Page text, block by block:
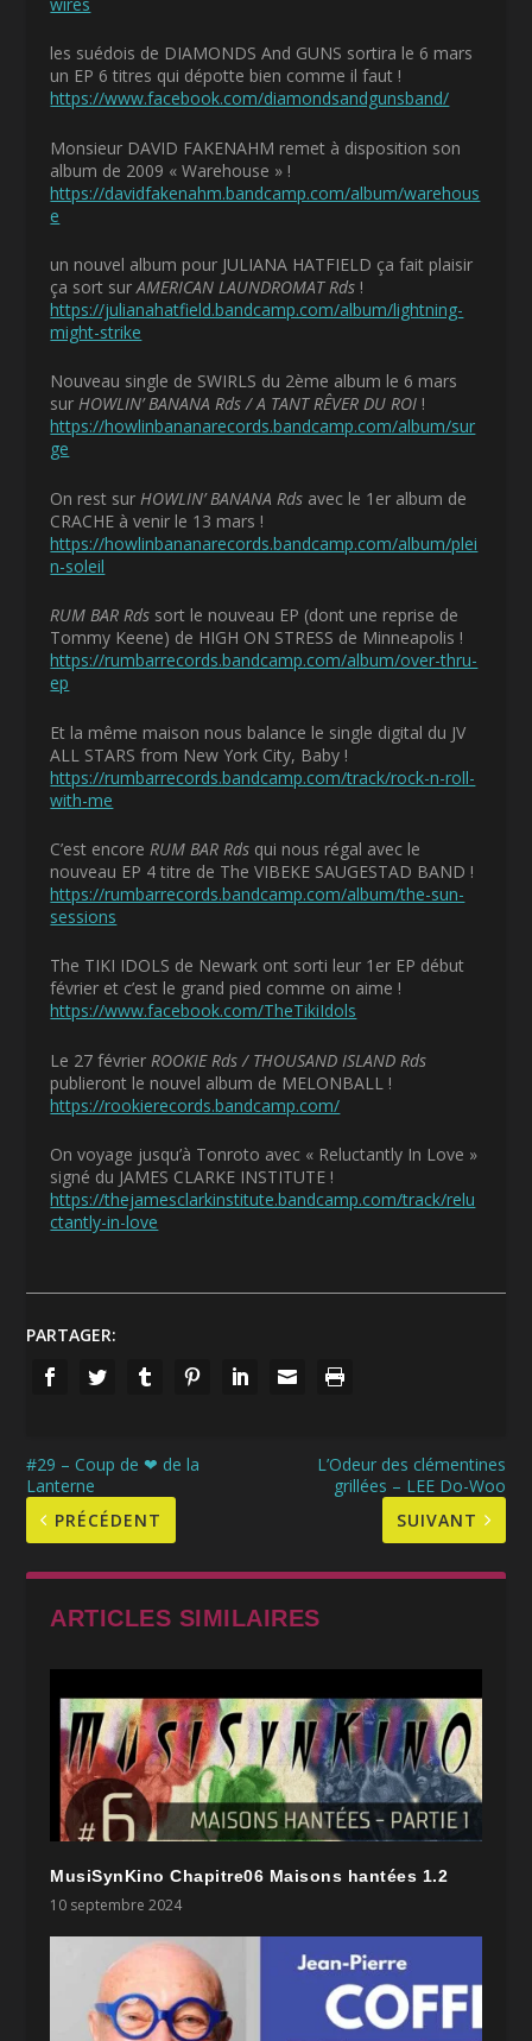
les suédois de DIAMONDS And GUNS sortira le 6 mars
un EP 6 titres qui dépotte bien comme il faut !
https://www.facebook.com/diamondsandgunsband/
Monsieur DAVID FAKENAHM remet à disposition son
album de 2009 « Warehouse » !
https://davidfakenahm.bandcamp.com/album/warehous
e
un nouvel album pour JULIANA HATFIELD ça fait plaisir
ça sort surAMERICAN LAUNDROMAT Rds !
https://julianahatfield.bandcamp.com/album/lightning-
might-strike
Nouveau single de SWIRLS du 2ème album le 6 mars
surHOWLIN’ BANANA Rds / A TANT RÊVER DU ROI !
https://howlinbananarecords.bandcamp.com/album/sur
ge
On rest sur HOWLIN’ BANANA Rds avec le 1 er album de
CRACHE à venir le 13 mars !
https://howlinbananarecords.bandcamp.com/album/plei
n-soleil
RUM BAR Rds sort le nouveau EP (dont une reprise de
Tommy Keene) de HIGH ON STRESS de Minneapolis !
https://rumbarrecords.bandcamp.com/album/over-thru-
ep
Et la même maison nous balance le single digital du JV
ALL STARS from New York City, Baby !
https://rumbarrecords.bandcamp.com/track/rock-n-roll-
with-me
C’est encoreRUM BAR Rds qui nous régal avec le
nouveau EP 4 titre de The VIBEKE SAUGESTAD BAND !
https://rumbarrecords.bandcamp.com/album/the-sun-
sessions
The TIKI IDOLS de Newark ont sorti leur 1 er EP début
février et c’est le grand pied comme on aime !
https://www.facebook.com/TheTikiIdols
Le 27 février ROOKIE Rds / THOUSAND ISLAND Rds
publieront le nouvel album de MELONBALL !
https://rookierecords.bandcamp.com/
On voyage jusqu’à Tonroto avec « Reluctantly In Love »
signé du JAMES CLARKE INSTITUTE !
https://thejamesclarkinstitute.bandcamp.com/track/relu
ctantly-in-love
PARTAGER:
#29 – Coup de ❤ de la
Lanterne
PRÉCÉDENT
L’Odeur des clémentines
grillées – LEE Do-Woo
SUIVANT
ARTICLES SIMILAIRES
MusiSynKino Chapitre06 Maisons hantées 1.2
10 septembre 2024